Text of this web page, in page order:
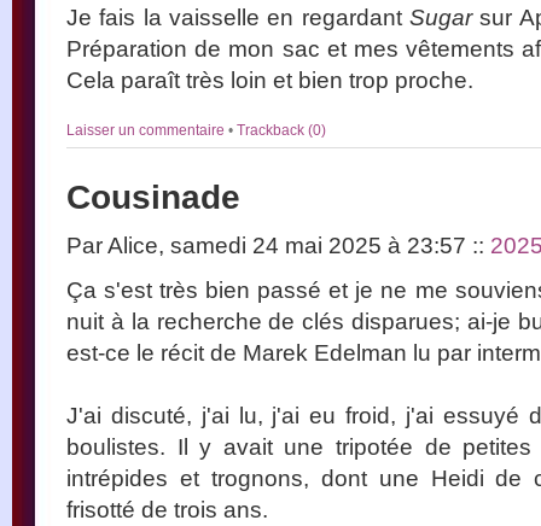
Je fais la vaisselle en regardant Sugarsur
Préparation de mon sac et mes vêtements
Cela paraît très loin et bien trop proche.
Laisser un commentaire • Trackback (0)
Cousinade
Par Alice, samedi 24 mai 2025 à 23:57 ::
Ça s'est très bien passé et je ne me
nuit à la recherche de clés disparues; ai-je
est-ce le récit de Marek Edelman lu par
J'ai discuté, j'ai lu, j'ai eu froid, j'ai essuyé
boulistes. Il y avait une tripotée de
intrépides et trognons, dont une Heidi de
frisotté de trois ans.